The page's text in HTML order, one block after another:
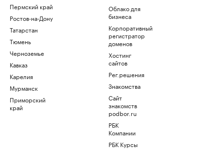
Пермский край
Ростов-на-Дону
Татарстан
Тюмень
Черноземье
Кавказ
Карелия
Мурманск
Приморский
край
Облако для
бизнеса
Корпоративный
регистратор
доменов
Хостинг
сайтов
Рег.решения
Знакомства
Сайт
знакомств
podbor.ru
РБК
Компании
РБК Курсы